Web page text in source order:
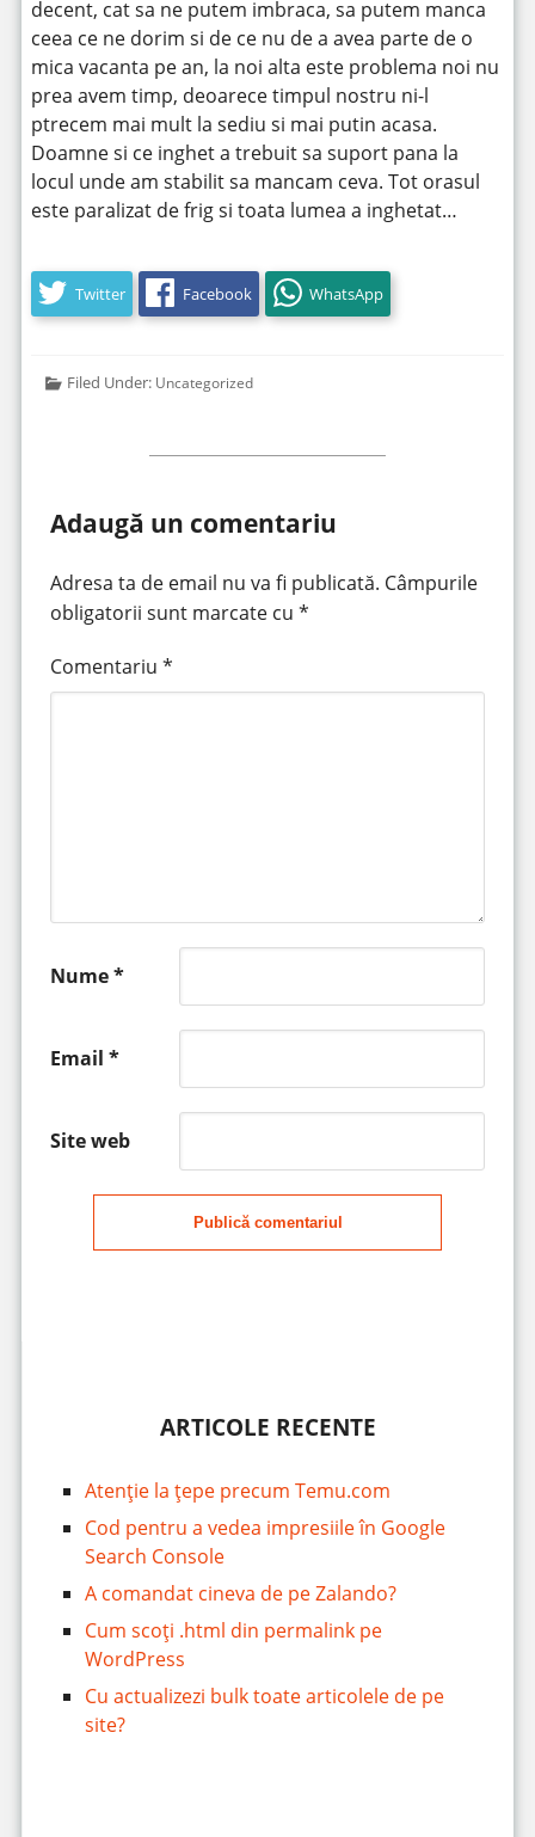
decent, cat sa ne putem imbraca, sa putem manca
ceea ce ne dorim si de ce nu de a avea parte de o
mica vacanta pe an, la noi alta este problema noi nu
prea avem timp, deoarece timpul nostru ni-l
ptrecem mai mult la sediu si mai putin acasa.
Doamne si ce inghet a trebuit sa suport pana la
locul unde am stabilit sa mancam ceva. Tot orasul
este paralizat de frig si toata lumea a inghetat…
Twitter Facebook WhatsApp
Filed Under: Uncategorized
Adaugă un comentariu
Adresa ta de email nu va fi publicată. Câmpurile
obligatorii sunt marcate cu *
Comentariu *
Nume*
Email *
Site web
Publică comentariul
ARTICOLE RECENTE
Atenție la țepe precum Temu.com
Cod pentru a vedea impresiile în Google
Search Console
A comandat cineva de pe Zalando?
Cum scoți .html din permalink pe
WordPress
Cu actualizezi bulk toate articolele de pe
site?